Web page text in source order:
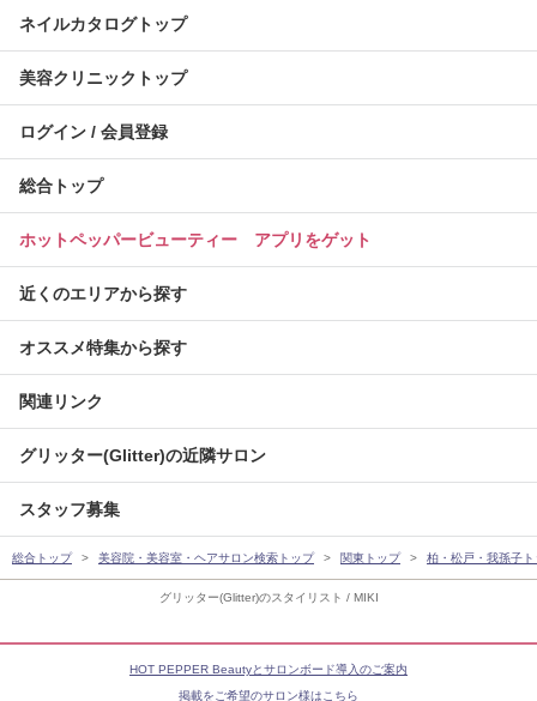
グリッター(Glitter)のスタイリスト / MIKI
ネイルカタログトップ
美容クリニックトップ
ログイン / 会員登録
総合トップ
ホットペッパービューティー アプリをゲット
近くのエリアから探す
オススメ特集から探す
関連リンク
グリッター(Glitter)の近隣サロン
スタッフ募集
総合トップ 美容院・美容室・ヘアサロン検索トップ 関東トップ 柏・松戸・我孫子ト
HOT PEPPER Beautyとサロンボード導入のご案内
掲載をご希望のサロン様はこちら